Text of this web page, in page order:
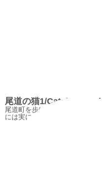
尾道の猫1/
尾道町を歩けば猫に当たるわ
には実に個性的な柄の猫が……